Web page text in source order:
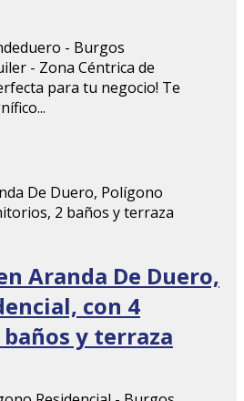
- Burgos
- Zona Céntrica de
para tu negocio! Te
Aranda De Duero,
con 4
y terraza